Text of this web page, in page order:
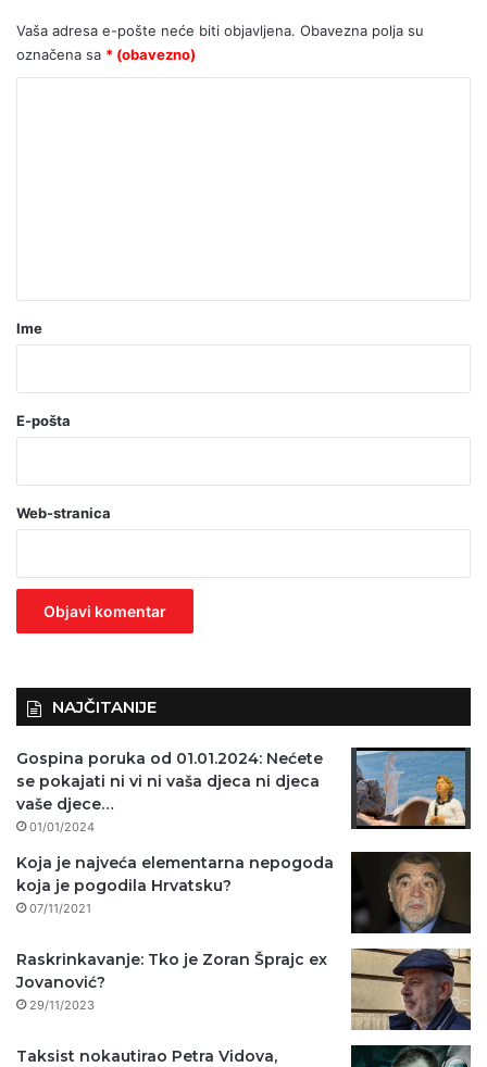
ženama, Amnesty ga proglasio
“problematičnim”
Vaša adresa e-pošte neće biti objavljena. Obavezna polja su
označena sa * (obavezno)
r
o
a
v
z
Ime
E-pošta
Web-stranica
NAJČITANIJE
Gospina poruka od 01.01.2024: Nećete
se pokajati ni vi ni vaša djeca ni djeca
vaše djece…
01/01/2024
Koja je najveća elementarna nepogoda
koja je pogodila Hrvatsku?
07/11/2021
Raskrinkavanje: Tko je Zoran Šprajc ex
Jovanović?
29/11/2023
Taksist nokautirao Petra Vidova,